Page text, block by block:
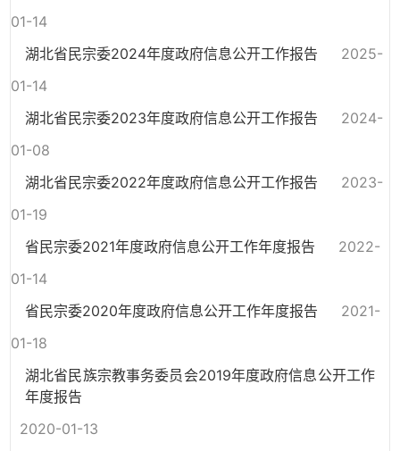
01-14
湖北省民宗委2024年度政府信息公开工作报告
2025-
01-14
湖北省民宗委2023年度政府信息公开工作报告
2024-
01-08
湖北省民宗委2022年度政府信息公开工作报告
2023-
01-19
省民宗委2021年度政府信息公开工作年度报告
2022-
01-14
省民宗委2020年度政府信息公开工作年度报告
2021-
01-18
湖北省民族宗教事务委员会2019年度政府信息公开工作
年度报告
2020-01-13